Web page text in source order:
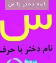
اسم دختر با س